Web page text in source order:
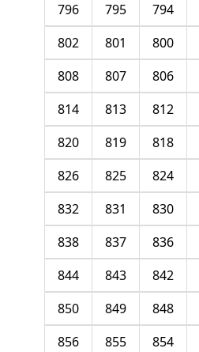
794
795
796
800
801
802
806
807
808
812
813
814
818
819
820
824
825
826
830
831
832
836
837
838
842
843
844
848
849
850
854
855
856